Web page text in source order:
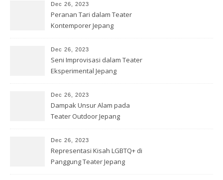
Dec 26, 2023
Peranan Tari dalam Teater
Kontemporer Jepang
Dec 26, 2023
Seni Improvisasi dalam Teater
Eksperimental Jepang
Dec 26, 2023
Dampak Unsur Alam pada
Teater Outdoor Jepang
Dec 26, 2023
Representasi Kisah LGBTQ+ di
Panggung Teater Jepang